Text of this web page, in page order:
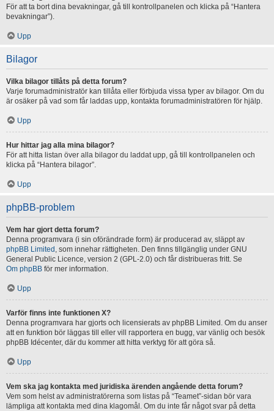
För att ta bort dina bevakningar, gå till kontrollpanelen och klicka på “Hantera
bevakningar”).
Upp
Bilagor
Vilka bilagor tillåts på detta forum?
Varje forumadministratör kan tillåta eller förbjuda vissa typer av bilagor. Om du
är osäker på vad som får laddas upp, kontakta forumadministratören för hjälp.
Upp
Hur hittar jag alla mina bilagor?
För att hitta listan över alla bilagor du laddat upp, gå till kontrollpanelen och
klicka på “Hantera bilagor”.
Upp
phpBB-problem
Vem har gjort detta forum?
Denna programvara (i sin oförändrade form) är producerad av, släppt av
phpBB Limited , som innehar rättigheten. Den finns tillgänglig under GNU
General Public Licence, version 2 (GPL-2.0) och får distribueras fritt. Se
Om phpBB för mer information.
Upp
Varför finns inte funktionen X?
Denna programvara har gjorts och licensierats av phpBB Limited. Om du anser
att en funktion bör läggas till eller vill rapportera en bugg, var vänlig och besök
phpBB Idécenter, där du kommer att hitta verktyg för att göra så.
Upp
Vem ska jag kontakta med juridiska ärenden angående detta forum?
Vem som helst av administratörerna som listas på “Teamet”-sidan bör vara
lämpliga att kontakta med dina klagomål. Om du inte får något svar på detta